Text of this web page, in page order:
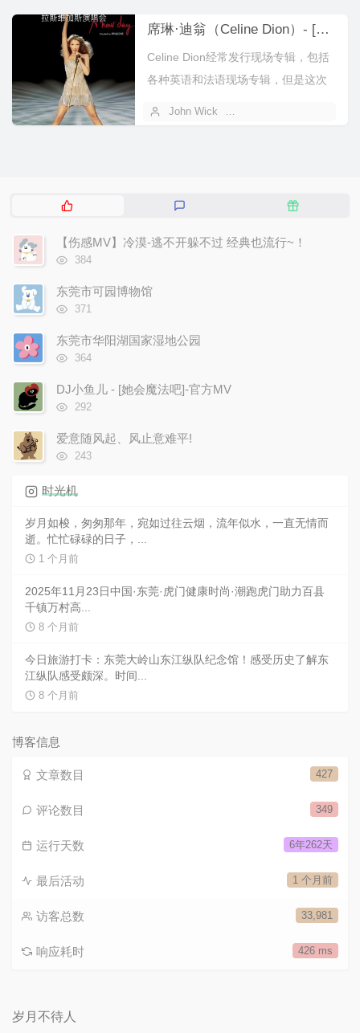
席琳·迪翁（Celine Dion）- [A New Day Live in Las Vegas 2007] 拉斯维加斯演唱会
Celine Dion经常发行现场专辑，包括
各种英语和法语现场专辑，但是这次
John Wick
热
文
章
评
随
文
【伤感MV】冷漠-逃不开躲不过 经典也流行~！
浏
次
数:
384
东莞市可园博物馆
浏
次
数:
371
东莞市华阳湖国家湿地公园
浏
次
数:
364
DJ小鱼儿 - [她会魔法吧]-官方MV
浏
次
数:
292
爱意随风起、风止意难平!
浏
数:
243
时光机
岁月如梭，匆匆那年，宛如过往云烟，流年似水，一直无情而
逝。忙忙碌碌的日子，...
1 个月前
2025年11月23日中国·东莞·虎门健康时尚·潮跑虎门助力百县
千镇万村高...
8 个月前
今日旅游打卡：东莞大岭山东江纵队纪念馆！感受历史了解东
江纵队感受颇深。时间...
8 个月前
博客信息
427
文章数目
349
评论数目
6年262天
运行天数
1 个月前
最后活动
33,981
访客总数
426 ms
响应耗时
岁月不待人